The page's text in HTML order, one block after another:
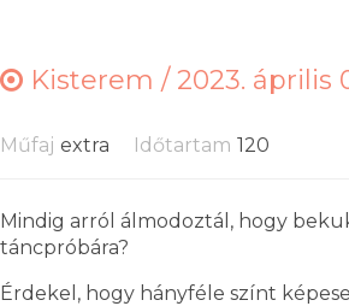
Kisterem /2023. április
Műfaj extra Időtartam 120
Mindig arról álmodoztál, hogy
táncpróbára?
Érdekel, hogy hányféle színt